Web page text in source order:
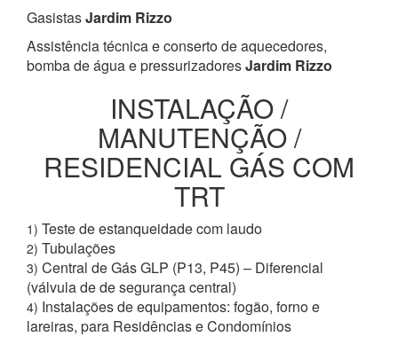
GasistasJardim Rizzo
Assistência técnica e conserto de aquecedores,
bomba de água e pressurizadoresJardim Rizzo
INSTALAÇÃO /
MANUTENÇÃO /
RESIDENCIAL GÁS COM
TRT
1) Teste de estanqueidade com laudo
2) Tubulações
3) Central de Gás GLP (P13, P45) – Diferencial
(válvula de de segurança central)
4) Instalações de equipamentos: fogão, forno e
lareiras, para Residências e Condomínios